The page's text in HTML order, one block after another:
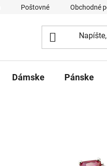
Poštovné Obchodné
Dámske Pánske